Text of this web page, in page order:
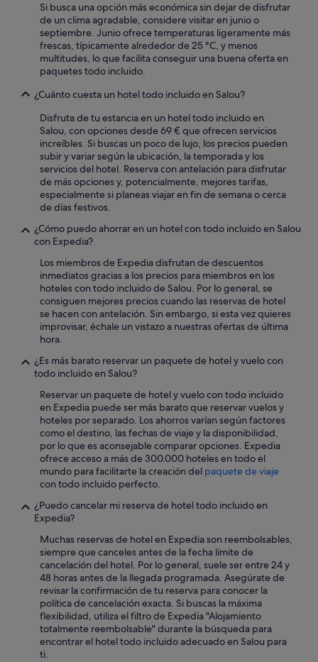
u
o
e
Si busca una opción más económica sin dejar de disfrutar
de un clima agradable, considere visitar en junio o
septiembre. Junio ofrece temperaturas ligeramente más
frescas, típicamente alrededor de 25 °C, y menos
multitudes, lo que facilita conseguir una buena oferta en
paquetes todo incluido.
¿Cuánto cuesta un hotel todo incluido en Salou?
Disfruta de tu estancia en un hotel todo incluido en
Salou, con opciones desde 69 € que ofrecen servicios
increíbles. Si buscas un poco de lujo, los precios pueden
subir y variar según la ubicación, la temporada y los
servicios del hotel. Reserva con antelación para disfrutar
de más opciones y, potencialmente, mejores tarifas,
especialmente si planeas viajar en fin de semana o cerca
de días festivos.
¿Cómo puedo ahorrar en un hotel con todo incluido en Salou
con Expedia?
Los miembros de Expedia disfrutan de descuentos
inmediatos gracias a los precios para miembros en los
hoteles con todo incluido de Salou. Por lo general, se
consiguen mejores precios cuando las reservas de hotel
se hacen con antelación. Sin embargo, si esta vez quieres
improvisar, échale un vistazo a nuestras ofertas de última
hora.
¿Es más barato reservar un paquete de hotel y vuelo con
todo incluido en Salou?
Reservar un paquete de hotel y vuelo con todo incluido
en Expedia puede ser más barato que reservar vuelos y
hoteles por separado. Los ahorros varían según factores
como el destino, las fechas de viaje y la disponibilidad,
por lo que es aconsejable comparar opciones. Expedia
ofrece acceso a más de 300.000 hoteles en todo el
mundo para facilitarte la creación del paquete de viaje
con todo incluido perfecto.
¿Puedo cancelar mi reserva de hotel todo incluido en
Expedia?
Muchas reservas de hotel en Expedia son reembolsables,
siempre que canceles antes de la fecha límite de
cancelación del hotel. Por lo general, suele ser entre 24 y
48 horas antes de la llegada programada. Asegúrate de
revisar la confirmación de tu reserva para conocer la
política de cancelación exacta. Si buscas la máxima
flexibilidad, utiliza el filtro de Expedia "Alojamiento
totalmente reembolsable" durante la búsqueda para
encontrar el hotel todo incluido adecuado en Salou para
ti.